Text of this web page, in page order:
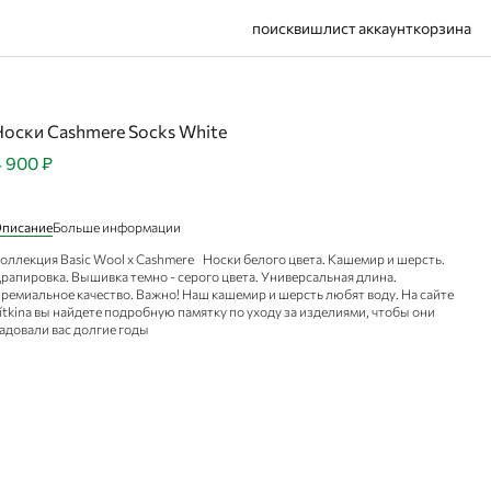
поисквишлистаккаунткорзина
Cashmere Socks White
900 ₽
Больше информации
Basic Wool x Cashmere Носки белого цвета. Кашемир и шерсть.
Вышивка темно - серого цвета. Универсальная длинa.
качество. Важно! Наш кашемир и шерсть любят воду. На сайте
вы найдете подробную памятку по уходу за изделиями, чтобы они
вас долгие годы